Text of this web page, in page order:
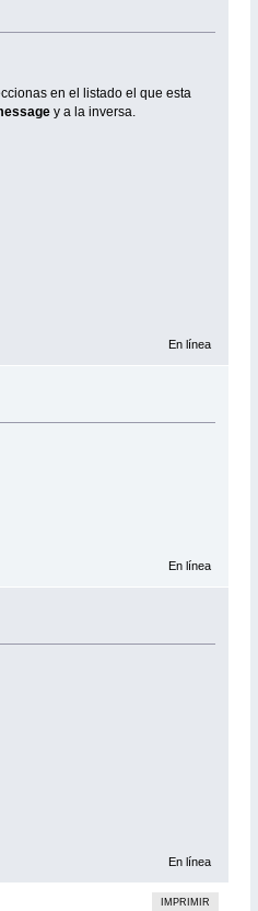
en el listado el que esta
y a la inversa.
En línea
En línea
En línea
IMPRIMIR